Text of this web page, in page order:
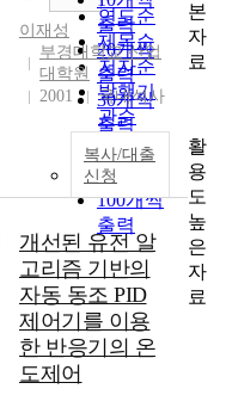
연도순
제목순
저자순
발행기
관순
출력
20개씩
출력
30개씩
출력
50개씩
출력
100개씩
출력
이재성
부경대학교 산업
대학원
2001
국내석사
복사/대출
신청
개선된 유전 알
고리즘 기반의
자동 동조 PID
제어기를 이용
한 반응기의 온
도제어
본
자
료
활
용
도
높
은
자
료